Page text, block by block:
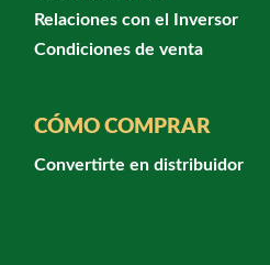
Relaciones con el Inversor
Condiciones de venta
CÓMO COMPRAR
Convertirte en distribuidor